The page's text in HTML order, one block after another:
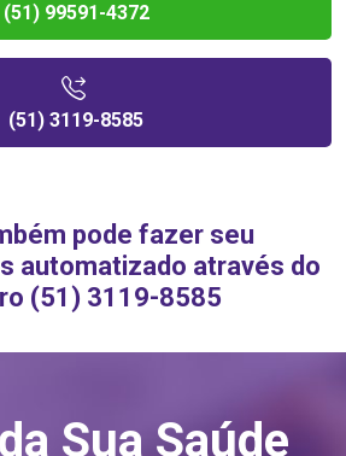
(51) 99591-4372
(51) 3119-8585
pode fazer seu
automatizado através do
(51) 3119-8585
Sua Saúde